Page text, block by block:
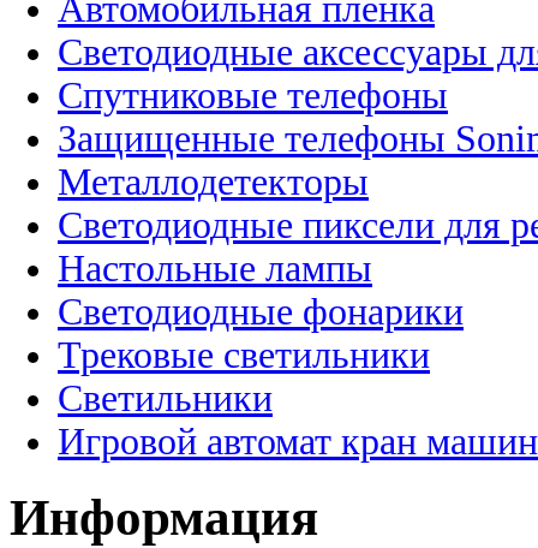
Автомобильная пленка
Светодиодные аксессуары
Спутниковые телефоны
Защищенные телефоны
Металлодетекторы
Светодиодные пиксели для
Настольные лампы
Светодиодные фонарики
Трековые светильники
Светильники
Игровой автомат кран
Информация